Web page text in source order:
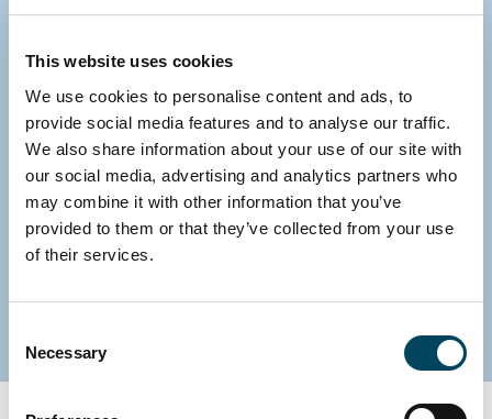
This website uses cookies
We use cookies to personalise content and ads, to
provide social media features and to analyse our traffic.
We also share information about your use of our site with
our social media, advertising and analytics partners who
may combine it with other information that you’ve
provided to them or that they’ve collected from your use
of their services.
Selection
Necessary
die Wettbewerber im Blick haben - einfach auf Zack
Wenn auch bei Dir die Ideen nur so sprudeln und Du
endlich das richtige Umfeld suchst um sie umzusetzen,
dann fackel nicht lange und lerne uns kennen.
Wir freuen uns auf Dich!